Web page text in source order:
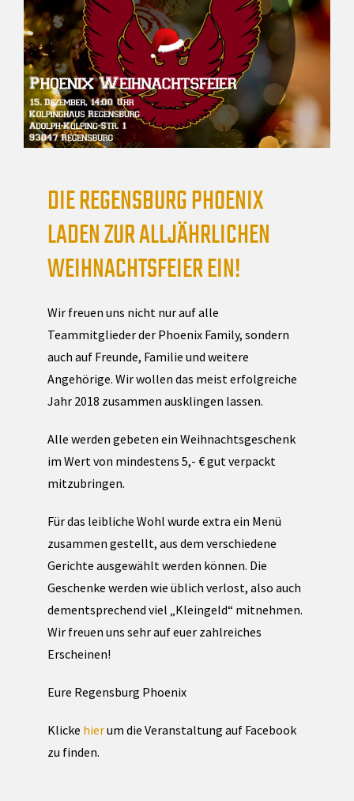
DIE REGENSBURG PHOENIX
LADEN ZUR ALLJÄHRLICHEN
WEIHNACHTSFEIER EIN!
Wir freuen uns nicht nur auf alle
Teammitglieder der Phoenix Family, sondern
auch auf Freunde, Familie und weitere
Angehörige. Wir wollen das meist erfolgreiche
Jahr 2018 zusammen ausklingen lassen.
Alle werden gebeten ein Weihnachtsgeschenk
im Wert von mindestens 5,- € gut verpackt
mitzubringen.
Für das leibliche Wohl wurde extra ein Menü
zusammen gestellt, aus dem verschiedene
Gerichte ausgewählt werden können. Die
Geschenke werden wie üblich verlost, also auch
dementsprechend viel „Kleingeld“ mitnehmen.
Wir freuen uns sehr auf euer zahlreiches
Erscheinen!
Eure Regensburg Phoenix
Klicke hierum die Veranstaltung auf Facebook
zu finden.